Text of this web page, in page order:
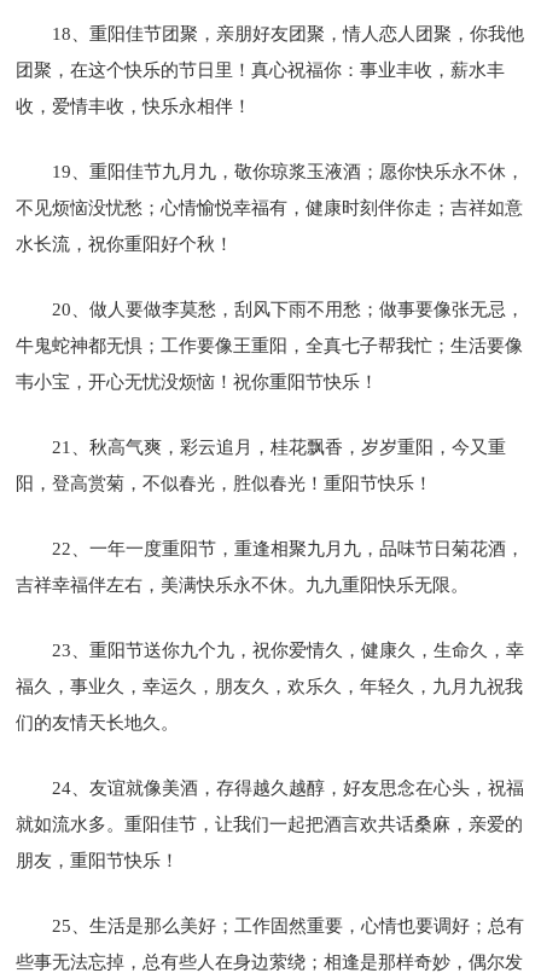
18、重阳佳节团聚，亲朋好友团聚，情人恋人团聚，你我他
团聚，在这个快乐的节日里！真心祝福你：事业丰收，薪水丰
收，爱情丰收，快乐永相伴！
19、重阳佳节九月九，敬你琼浆玉液酒；愿你快乐永不休，
不见烦恼没忧愁；心情愉悦幸福有，健康时刻伴你走；吉祥如意
水长流，祝你重阳好个秋！
20、做人要做李莫愁，刮风下雨不用愁；做事要像张无忌，
牛鬼蛇神都无惧；工作要像王重阳，全真七子帮我忙；生活要像
韦小宝，开心无忧没烦恼！祝你重阳节快乐！
21、秋高气爽，彩云追月，桂花飘香，岁岁重阳，今又重
阳，登高赏菊，不似春光，胜似春光！重阳节快乐！
22、一年一度重阳节，重逢相聚九月九，品味节日菊花酒，
吉祥幸福伴左右，美满快乐永不休。九九重阳快乐无限。
23、重阳节送你九个九，祝你爱情久，健康久，生命久，幸
福久，事业久，幸运久，朋友久，欢乐久，年轻久，九月九祝我
们的友情天长地久。
24、友谊就像美酒，存得越久越醇，好友思念在心头，祝福
就如流水多。重阳佳节，让我们一起把酒言欢共话桑麻，亲爱的
朋友，重阳节快乐！
25、生活是那么美好；工作固然重要，心情也要调好；总有
些事无法忘掉，总有些人在身边萦绕；相逢是那样奇妙，偶尔发